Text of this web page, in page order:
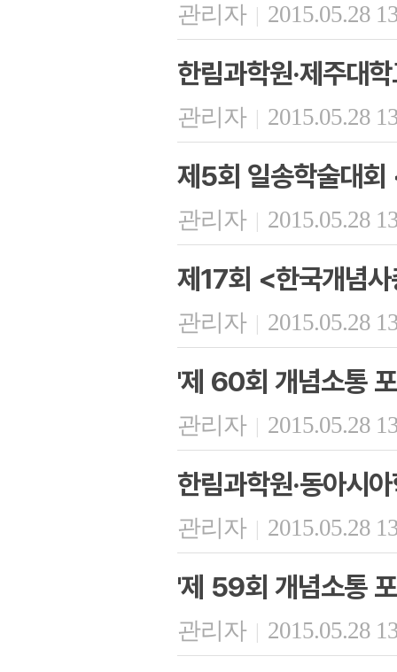
관리자 | 2015.05.28
한림과학원·제주대
관리자 | 2015.05.28
제5회 일송학술대
관리자 | 2015.05.28
제17회 <한국개념
관리자 | 2015.05.28
'제 60회 개념소통
관리자 | 2015.05.28
한림과학원·동아시
관리자 | 2015.05.28
'제 59회 개념소통
관리자 | 2015.05.28